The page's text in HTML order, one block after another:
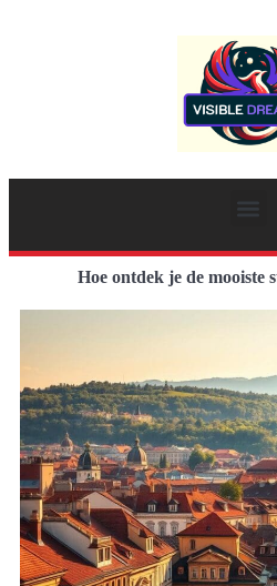
Hoe ontdek je de mooiste